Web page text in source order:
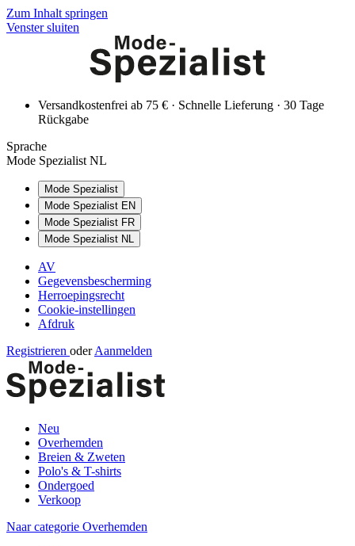
Zum Inhalt springen
Venster sluiten
Versandkostenfrei ab 75 € · Schnelle Lieferung · 30 Tage
Rückgabe
Sprache
Mode Spezialist NL
Mode Spezialist
Mode Spezialist EN
Mode Spezialist FR
Mode Spezialist NL
AV
Gegevensbescherming
Herroepingsrecht
Cookie-instellingen
Afdruk
Registrieren oder Aanmelden
Neu
Overhemden
Breien & Zweten
Polo's & T-shirts
Ondergoed
Verkoop
Naar categorie Overhemden